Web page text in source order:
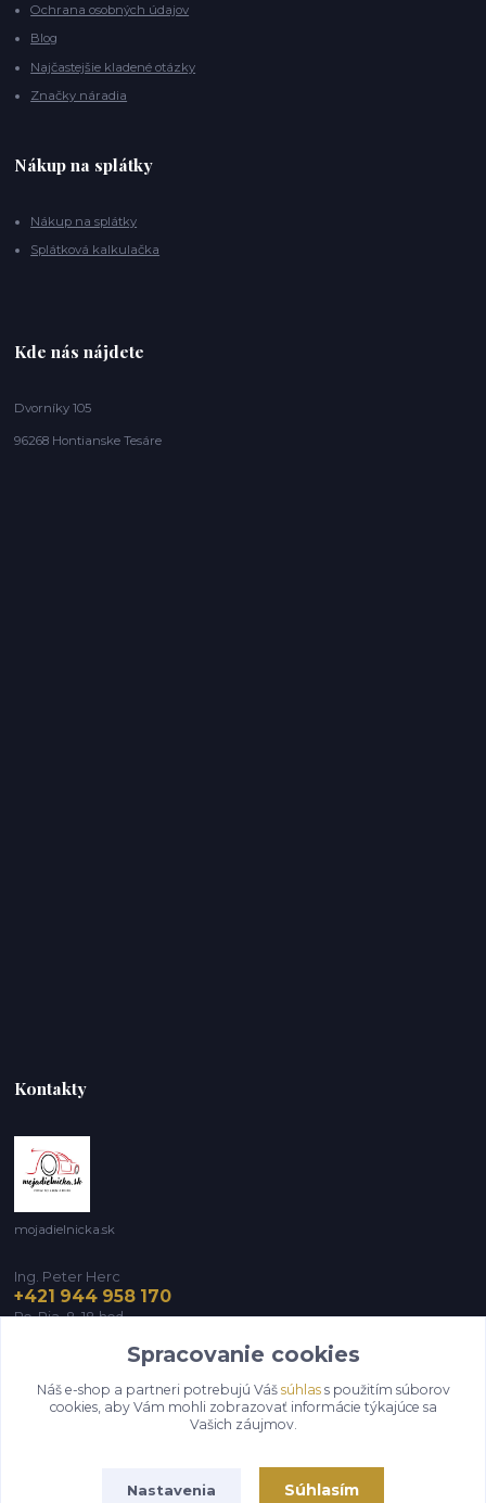
Ochrana osobných údajov
Blog
Najčastejšie kladené otázky
Značky náradia
Nákup na splátky
Nákup na splátky
Splátková kalkulačka
Kde nás nájdete
Dvorníky 105
96268 Hontianske Tesáre
Kontakty
mojadielnicka.sk
Ing. Peter Herc
+421 944 958 170
Po-Pia, 8-18 hod.
infomojadielnicka@gmail.com
Spracovanie cookies
Náš e-shop a partneri potrebujú Váš súhlass použitím súborov
cookies, aby Vám mohli zobrazovať informácie týkajúce sa
Vašich záujmov.
Nastavenia Súhlasím